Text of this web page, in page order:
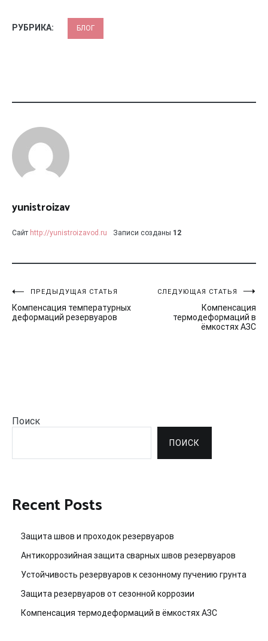
РУБРИКА: БЛОГ
yunistroizav
Сайт http://yunistroizavod.ru Записи созданы 12
Навигация
по
ПРЕДЫДУЩАЯ СТАТЬЯ
Компенсация температурных
деформаций резервуаров
СЛЕДУЮЩАЯ СТАТЬЯ
Компенсация
термодеформаций в
ёмкостях АЗС
Поиск
ПОИСК
Recent Posts
Защита швов и проходок резервуаров
Антикоррозийная защита сварных швов резервуаров
Устойчивость резервуаров к сезонному пучению грунта
Защита резервуаров от сезонной коррозии
Компенсация термодеформаций в ёмкостях АЗС